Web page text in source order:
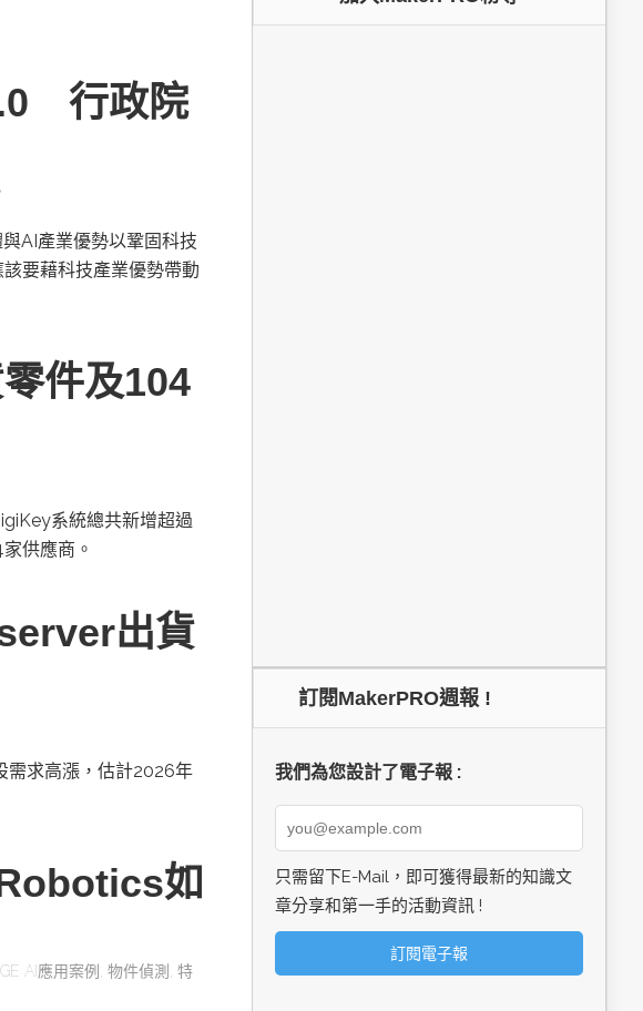
行政院
AI產業優勢以鞏固科技
要藉科技產業優勢帶動
件及104
系統總共新增超過
供應商。
出貨
需求高漲，估計2026年
如
AI應用案例 物件偵測
特
訂閱MakerPRO週報 !
我們為您設計了電子報 :
只需留下E-Mail，即可獲得最新的知識文
章分享和第一手的活動資訊 !